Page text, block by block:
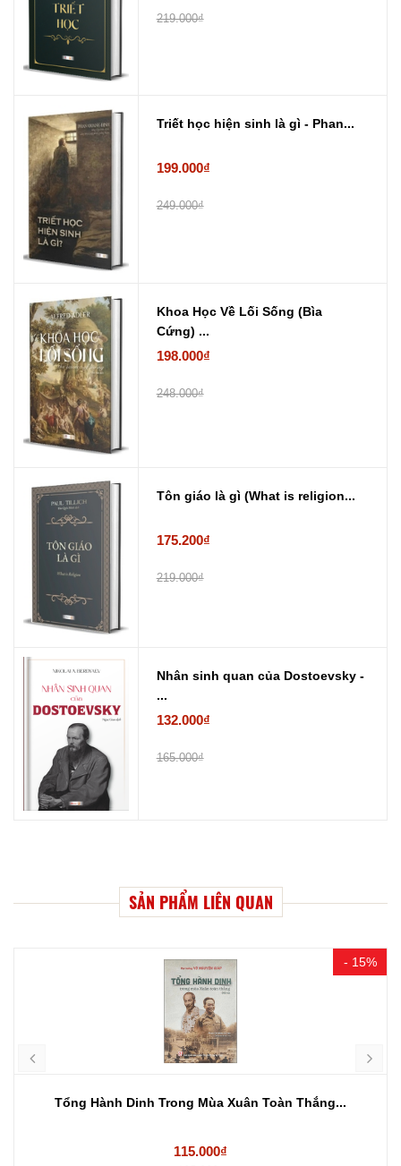
219.000₫
Triết học hiện sinh là gì - Phan...
199.000₫
249.000₫
Khoa Học Về Lối Sống (Bìa
Cứng) ...
198.000₫
248.000₫
Tôn giáo là gì (What is religion...
175.200₫
219.000₫
Nhân sinh quan của Dostoevsky -
...
132.000₫
165.000₫
SẢN PHẨM LIÊN QUAN
- 15%
Tổng Hành Dinh Trong Mùa Xuân Toàn Thắng...
115.000₫